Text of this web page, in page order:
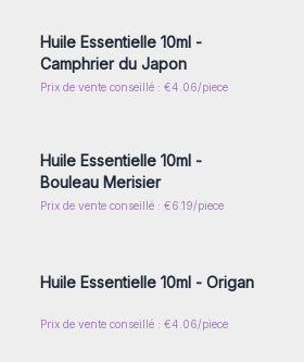
Huile Essentielle 10ml -
Camphrier du Japon
Prix de vente conseillé : €4.06/piece
Connectez-vous ou inscrivez-
Huile Essentielle 10ml -
Bouleau Merisier
Prix de vente conseillé : €6.19/piece
Connectez-vous ou inscrivez-
Huile Essentielle 10ml - Origan
Prix de vente conseillé : €4.06/piece
Connectez-vous ou inscrivez-